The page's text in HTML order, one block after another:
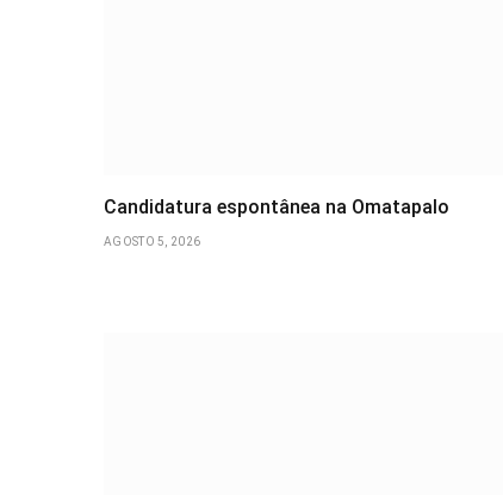
Candidatura espontânea na Omatapalo
AGOSTO 5, 2026